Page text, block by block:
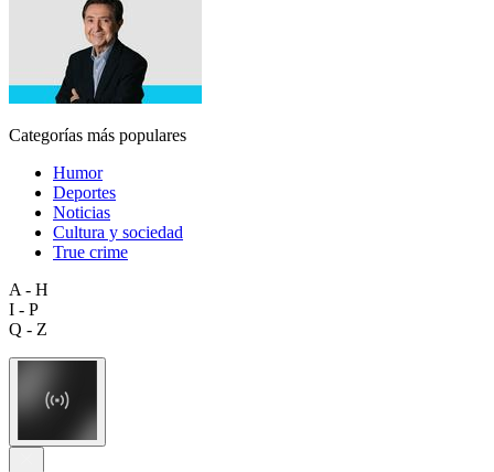
Categorías más populares
Humor
Deportes
Noticias
Cultura y sociedad
True crime
A - H
I - P
Q - Z